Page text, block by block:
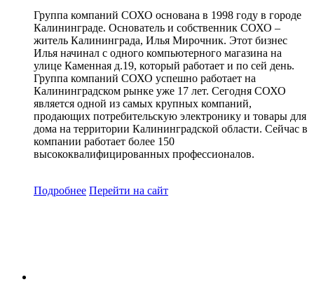
Группа компаний СОХО основана в 1998 году в городе
Калининграде. Основатель и собственник СОХО –
житель Калининграда, Илья Мирочник. Этот бизнес
Илья начинал с одного компьютерного магазина на
улице Каменная д.19, который работает и по сей день.
Группа компаний СОХО успешно работает на
Калининградском рынке уже 17 лет. Сегодня СОХО
является одной из самых крупных компаний,
продающих потребительскую электронику и товары для
дома на территории Калининградской области. Сейчас в
компании работает более 150
высококвалифицированных профессионалов.
Подробнее Перейти на сайт